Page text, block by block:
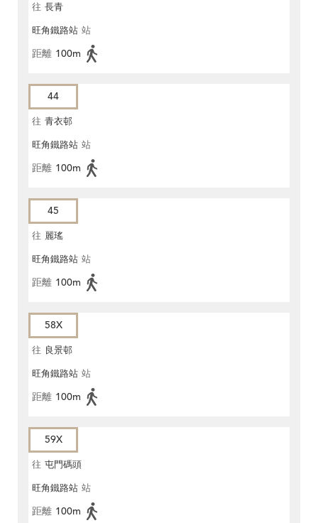
往 長青
旺角鐵路站 站
距離 100m
44
往 青衣邨
旺角鐵路站 站
距離 100m
45
往 麗瑤
旺角鐵路站 站
距離 100m
58X
往 良景邨
旺角鐵路站 站
距離 100m
59X
往 屯門碼頭
旺角鐵路站 站
距離 100m